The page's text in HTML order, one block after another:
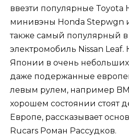
ввезти популярные Toyota
минивэны Honda Stepwgn
также самый популярный
электромобиль Nissan Leaf.
Японии в очень небольших
даже подержанные
левым рулем, например
хорошем состоянии стоят
Европе, рассказывает
Rucars Роман Рассудков.